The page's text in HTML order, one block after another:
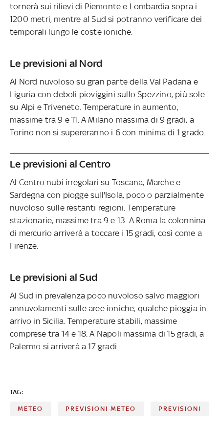
tornerà sui rilievi di Piemonte e Lombardia sopra i
1200 metri, mentre al Sud si potranno verificare dei
temporali lungo le coste ioniche.
Le previsioni al Nord
Al Nord nuvoloso su gran parte della Val Padana e
Liguria con deboli pioviggini sullo Spezzino, più sole
su Alpi e Triveneto. Temperature in aumento,
massime tra 9 e 11. A Milano massima di 9 gradi, a
Torino non si supereranno i 6 con minima di 1 grado.
Le previsioni al Centro
Al Centro nubi irregolari su Toscana, Marche e
Sardegna con piogge sull'Isola, poco o parzialmente
nuvoloso sulle restanti regioni. Temperature
stazionarie, massime tra 9 e 13. A Roma la colonnina
di mercurio arriverà a toccare i 15 gradi, così come a
Firenze.
Le previsioni al Sud
Al Sud in prevalenza poco nuvoloso salvo maggiori
annuvolamenti sulle aree ioniche, qualche pioggia in
arrivo in Sicilia. Temperature stabili, massime
comprese tra 14 e 18. A Napoli massima di 15 gradi, a
Palermo si arriverà a 17 gradi.
TAG:
METEO PREVISIONI METEO PREVISIONI